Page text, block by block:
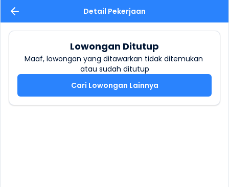
Detail Pekerjaan
Lowongan Ditutup
Maaf, lowongan yang ditawarkan tidak ditemukan
atau sudah ditutup
Cari Lowongan Lainnya